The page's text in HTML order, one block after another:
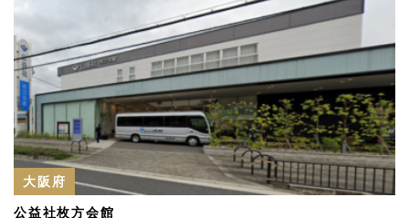
大阪府
公益社枚方会館